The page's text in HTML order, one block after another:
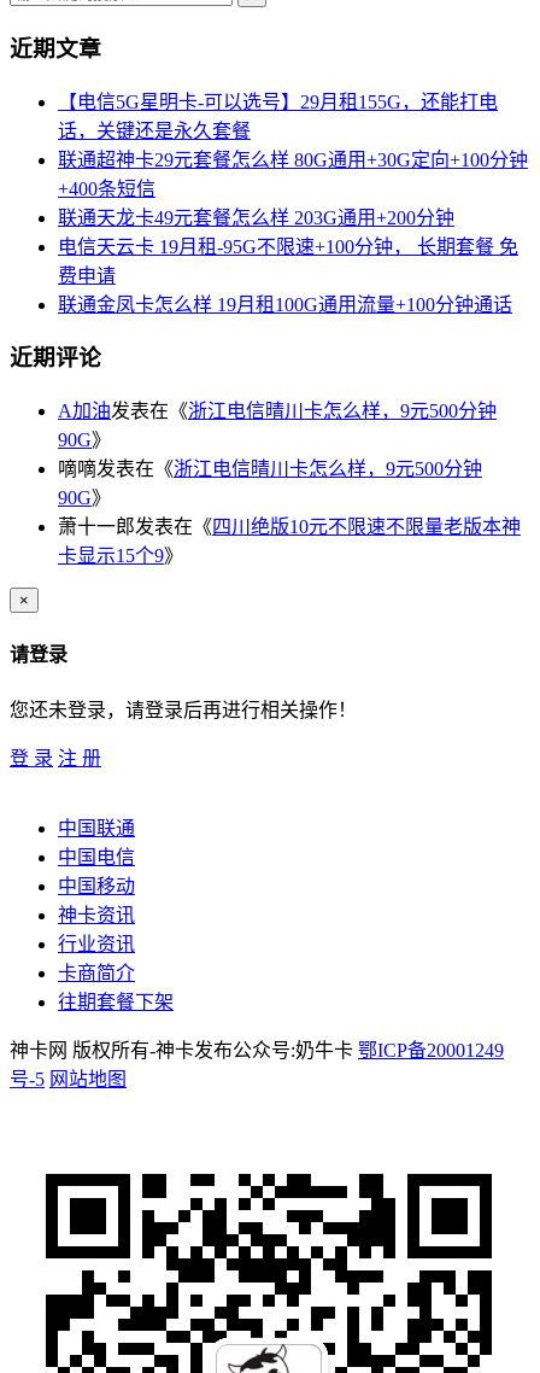
近期文章
【电信5G星明卡-可以选号】29月租155G，还能打电
话，关键还是永久套餐
联通超神卡29元套餐怎么样 80G通用+30G定向+100分钟
+400条短信
联通天龙卡49元套餐怎么样 203G通用+200分钟
电信天云卡 19月租-95G不限速+100分钟， 长期套餐 免
费申请
联通金凤卡怎么样 19月租100G通用流量+100分钟通话
近期评论
A加油发表在《浙江电信晴川卡怎么样，9元500分钟
90G》
嘀嘀发表在《浙江电信晴川卡怎么样，9元500分钟
90G》
萧十一郎发表在《四川绝版10元不限速不限量老版本神
卡显示15个9》
×
请登录
您还未登录，请登录后再进行相关操作！
登 录 注 册
中国联通
中国电信
中国移动
神卡资讯
行业资讯
卡商简介
往期套餐下架
神卡网 版权所有-神卡发布公众号:奶牛卡 鄂ICP备20001249
号-5 网站地图